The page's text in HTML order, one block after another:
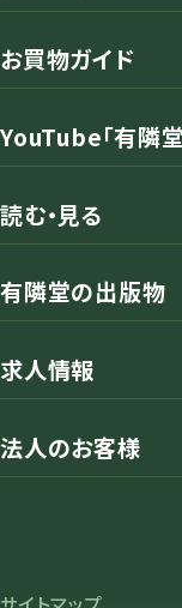
お買物ガイド
YouTube「有隣
読む・見る
有隣堂の出版物
求人情報
法人のお客様